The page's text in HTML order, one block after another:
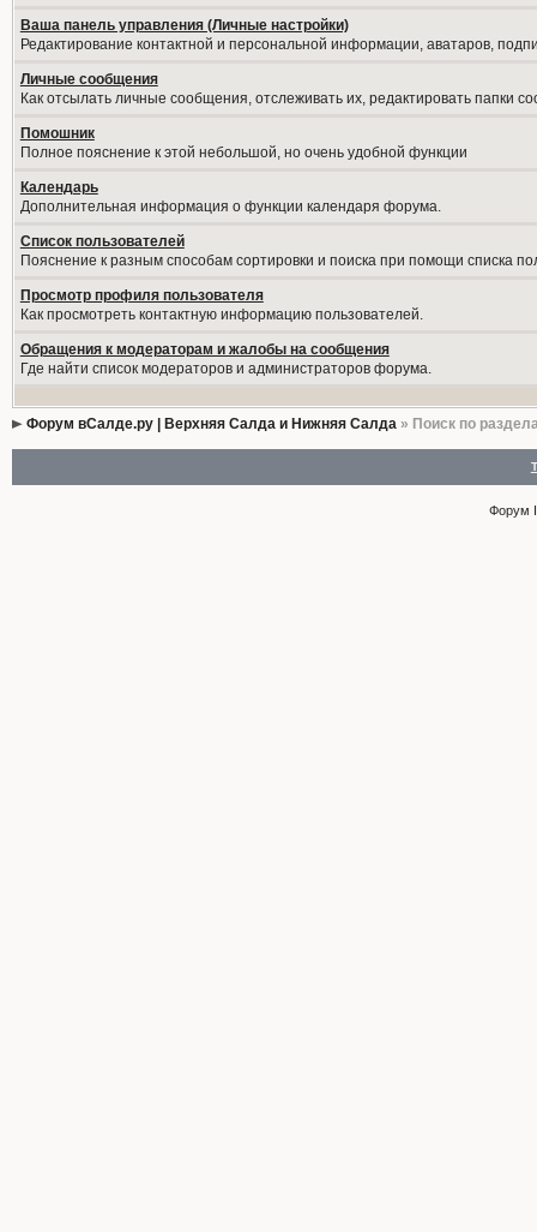
Ваша панель управления (Личные настройки)
Редактирование контактной и персональной информации, аватаров,
Личные сообщения
Как отсылать личные сообщения, отслеживать их, редактировать папки
Помошник
Полное пояснение к этой небольшой, но очень удобной функции
Календарь
Дополнительная информация о функции календаря форума.
Список пользователей
Пояснение к разным способам сортировки и поиска при помощи списка
Просмотр профиля пользователя
Как просмотреть контактную информацию пользователей.
Обращения к модераторам и жалобы на сообщения
Где найти список модераторов и администраторов форума.
Форум вСалде.ру | Верхняя Салда и Нижняя Салда» Поиск по
Форум